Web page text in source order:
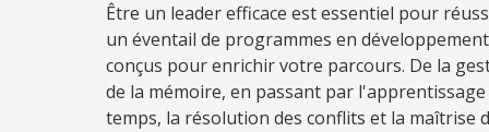
Être un leader efficace est essentiel pour
un éventail de programmes en
conçus pour enrichir votre parcours. De la
de la mémoire, en passant par
temps, la résolution des conflits et la maîtrise